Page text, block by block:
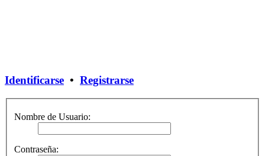
Identificarse • Registrarse
Nombre de Usuario:
Contraseña: